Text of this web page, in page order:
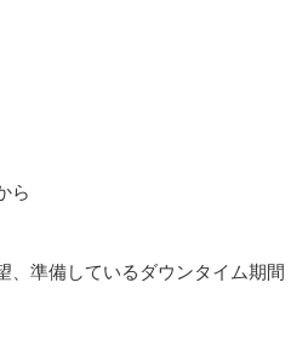
ら
準備しているダウンタイム期間